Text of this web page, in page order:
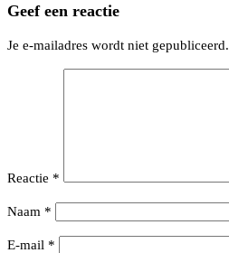
Geef een reactie
Je e-mailadres wordt niet gepubliceerd.
Reactie *
Naam *
E-mail *